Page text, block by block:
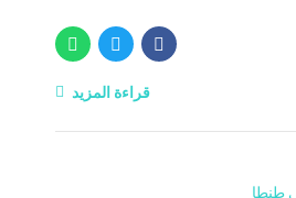
قراءة المزيد